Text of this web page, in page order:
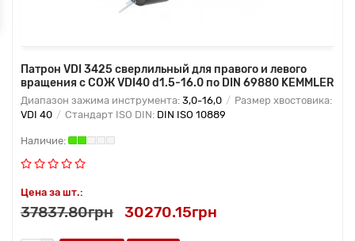
Патрон VDI 3425 сверлильный для правого и левого
вращения с СОЖ VDI40 d1.5-16.0 по DIN 69880 KEMMLER
Диапазон зажима инструмента: 3,0-16,0
Размер хвостовика:
VDI 40
Стандарт ISO DIN: DIN ISO 10889
Цена за шт.:
37837.80грн 30270.15грн